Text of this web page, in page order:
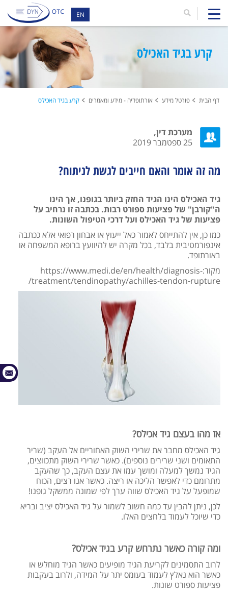
EN
קרע בגיד האכילס
דף הבית פורטל מידע אורתופדיה - מידע ומאמרים קרע בגיד האכילס
מערכת דין,
25 ספטמבר 2019
מה זה אומר והאם חייבים לגשת לניתוח?
גיד האכילס הינו הגיד החזק ביותר בגופנו, אך הינו
ה"קורבן" של פציעות ספורט רבות. בכתבה זו נרחיב על
פציעות של גיד האכילס ועל דרכי הטיפול השונות.
כמו כן, אין להתייחס לאמור כאל ייעוץ או אבחון רפואי אלא ככתבה
אינפורמטיבית בלבד, בכל מקרה יש להיוועץ ברופא המשפחה או
באורתופד.
מקור:https://www.medi.de/en/health/diagnosis-
treatment/tendinopathy/achilles-tendon-rupture/
אז מהו בעצם גיד אכילס?
גיד האכילס מחבר את שרירי השוק האחוריים אל העקב (שריר
התאומים ושני שרירים נוספים). כאשר שרירי השוק מתכווצים,
הגיד נמשך למעלה ומושך עמו את עצם העקב, כך שהעקב
מתרומם כדי לאפשר הליכה או ריצה. כאשר אנו רצים, הכוח
שמופעל על גיד האכילס שווה ערך לפי שמונה ממשקל גופנו!
לכן, ניתן להבין עד כמה חשוב לשמור על גיד האכילס יציב ובריא
כדי שיוכל לעמוד בלחצים האלו.
ומה קורה כאשר נתרחש קרע בגיד אכילס?
לרוב התסמינים לקריעת הגיד מופיעים כאשר הגיד מוחלש או
כאשר הוא נאלץ לעמוד בעומס יתר על המידה, ולרוב בעקבות
פציעות ספורט שונות.